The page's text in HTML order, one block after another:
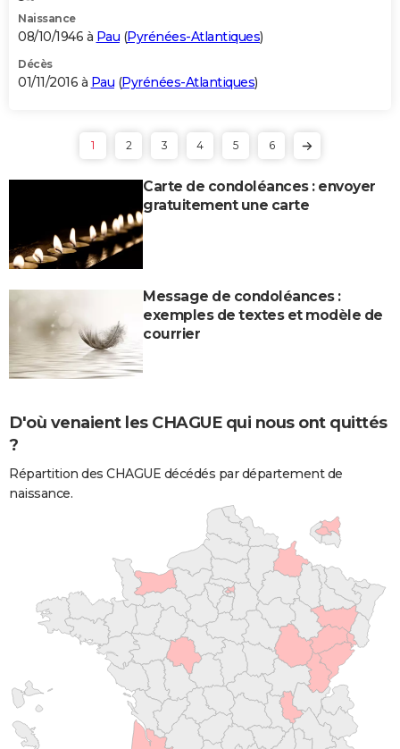
Naissance
08/10/1946 à Pau (Pyrénées-Atlantiques)
Décès
01/11/2016 à Pau (Pyrénées-Atlantiques)
1 2 3 4 5 6
Carte de condoléances : envoyer
gratuitement une carte
Message de condoléances :
exemples de textes et modèle de
courrier
D'où venaient les CHAGUE qui nous ont quittés
?
Répartition des CHAGUE décédés par département de
naissance.